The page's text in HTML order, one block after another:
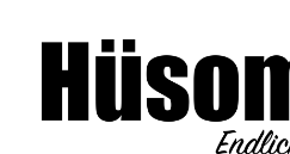
Inhalt
springen